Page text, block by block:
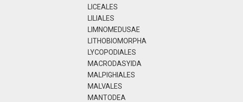
LICEALES
LILIALES
LIMNOMEDUSAE
LITHOBIOMORPHA
LYCOPODIALES
MACRODASYIDA
MALPIGHIALES
MALVALES
MANTODEA